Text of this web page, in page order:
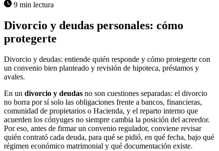
9 min lectura
Divorcio y deudas personales: cómo
protegerte
Divorcio y deudas: entiende quién responde y cómo protegerte con
un convenio bien planteado y revisión de hipoteca, préstamos y
avales.
En un divorcio y deudas no son cuestiones separadas: el divorcio
no borra por sí solo las obligaciones frente a bancos, financieras,
comunidad de propietarios o Hacienda, y el reparto interno que
acuerden los cónyuges no siempre cambia la posición del acreedor.
Por eso, antes de firmar un convenio regulador, conviene revisar
quién contrató cada deuda, para qué se pidió, en qué fecha, bajo qué
régimen económico matrimonial y qué documentación existe.